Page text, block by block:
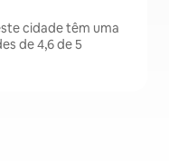
cidade têm uma
de 4,6 de 5